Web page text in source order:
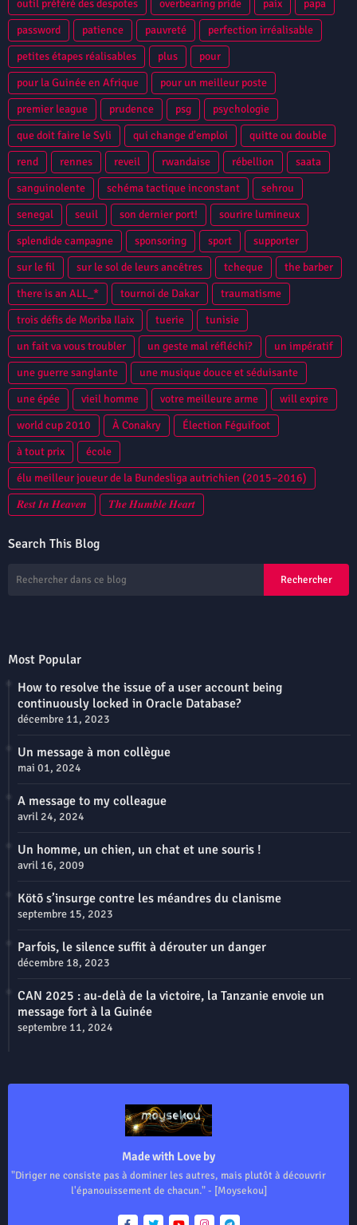
outil préféré des despotes
overbearing pride paix
papa
password
patience pauvreté
perfection irréalisable
petites étapes réalisables
plus
pour
pour la Guinée en Afrique
pour un meilleur poste
premier league
prudence psg
psychologie
que doit faire le Syli
qui change d'emploi
quitte ou double
rend
rennes reveil rwandaise rébellion
saata
sanguinolente
schéma tactique inconstant
sehrou
senegal
seuil son dernier port!
sourire lumineux
splendide campagne
sponsoring sport
supporter
sur le fil
sur le sol de leurs ancêtres tcheque
the barber
there is an ALL_*
tournoi de Dakar
traumatisme
trois défis de Moriba Ilaix
tuerie
tunisie
un fait va vous troubler
un geste mal réfléchi?
un impératif
une guerre sanglante
une musique douce et séduisante
une épée
vieil homme votre meilleure arme
will expire
world cup 2010
À Conakry
Élection Féguifoot
à tout prix
école
élu meilleur joueur de la Bundesliga autrichien (2015–2016)
𝑹𝒆𝒔𝒕 𝑰𝒏 𝑯𝒆𝒂𝒗𝒆𝒏
𝑻𝒉𝒆 𝑯𝒖𝒎𝒃𝒍𝒆 𝑯𝒆𝒂𝒓𝒕
Search This Blog
Most Popular
How to resolve the issue of a user account being
continuously locked in Oracle Database?
décembre 11, 2023
Un message à mon collègue
mai 01, 2024
A message to my colleague
avril 24, 2024
Un homme, un chien, un chat et une souris !
avril 16, 2009
Kötõ s’insurge contre les méandres du clanisme
septembre 15, 2023
Parfois, le silence suffit à dérouter un danger
décembre 18, 2023
CAN 2025 : au-delà de la victoire, la Tanzanie envoie un
message fort à la Guinée
septembre 11, 2024
Made with Love by
"Diriger ne consiste pas à dominer les autres, mais plutôt à découvrir
l'épanouissement de chacun." - [Moysekou]